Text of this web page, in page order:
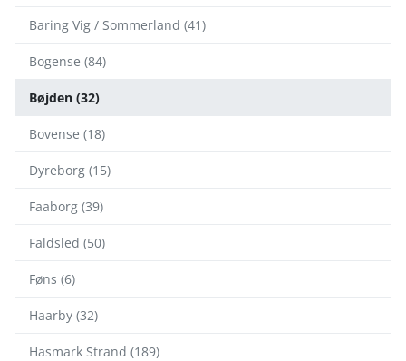
Baring Vig / Sommerland (41)
Bogense (84)
Bøjden (32)
Bovense (18)
Dyreborg (15)
Faaborg (39)
Faldsled (50)
Føns (6)
Haarby (32)
Hasmark Strand (189)